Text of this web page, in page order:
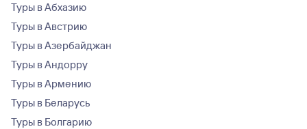
Туры в Абхазию
Туры в Австрию
Туры в Азербайджан
Туры в Андорру
Туры в Армению
Туры в Беларусь
Туры в Болгарию